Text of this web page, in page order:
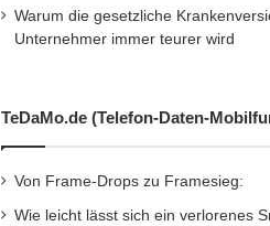
Warum die gesetzliche
Unternehmer immer teurer wird
TeDaMo.de (Telefon-Daten-
Von Frame-Drops zu Framesieg:
Wie leicht lässt sich ein verlorenes